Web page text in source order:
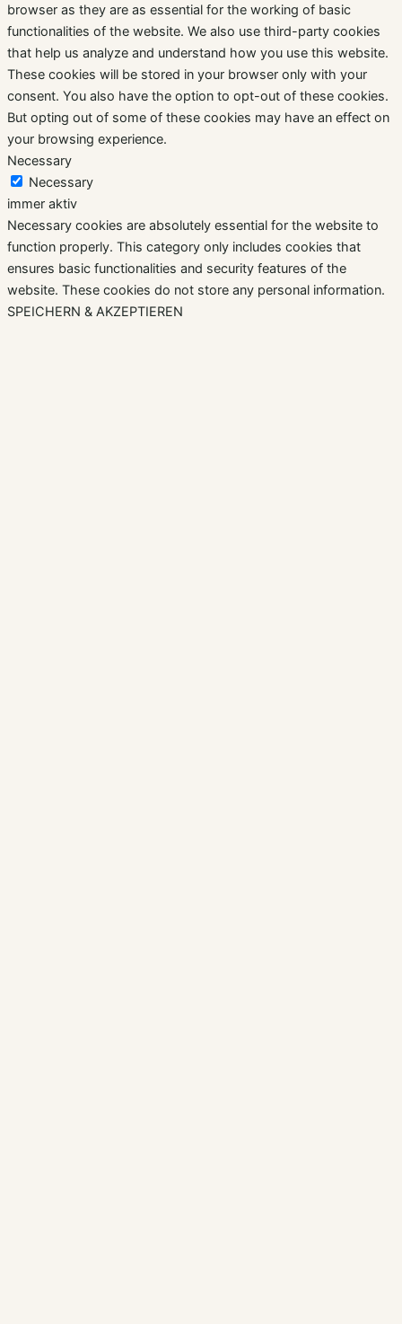
browser as they are as essential for the working of basic
functionalities of the website. We also use third-party cookies
that help us analyze and understand how you use this website.
These cookies will be stored in your browser only with your
consent. You also have the option to opt-out of these cookies.
But opting out of some of these cookies may have an effect on
your browsing experience.
Necessary
Necessary
immer aktiv
Necessary cookies are absolutely essential for the website to
function properly. This category only includes cookies that
ensures basic functionalities and security features of the
website. These cookies do not store any personal information.
SPEICHERN & AKZEPTIEREN